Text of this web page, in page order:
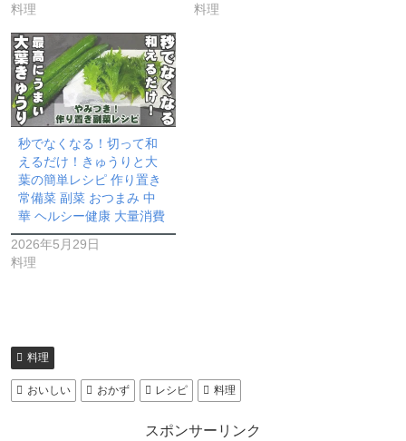
料理
料理
秒でなくなる！切って和
えるだけ！きゅうりと大
葉の簡単レシピ 作り置き
常備菜 副菜 おつまみ 中
華 ヘルシー健康 大量消費
2026年5月29日
料理
料理
おいしい おかず レシピ 料理
スポンサーリンク